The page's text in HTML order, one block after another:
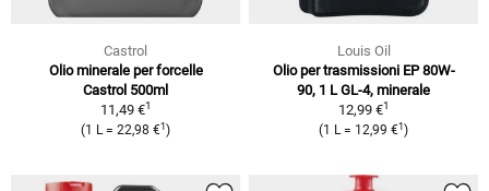
Castrol
Olio minerale per forcelle
Castrol 500ml
11,49 €1
(1 L = 22,98 €1 )
Louis Oil
Olio per trasmissioni EP 80W-
90, 1 L GL-4, minerale
12,99 €1
(1 L = 12,99 €1 )